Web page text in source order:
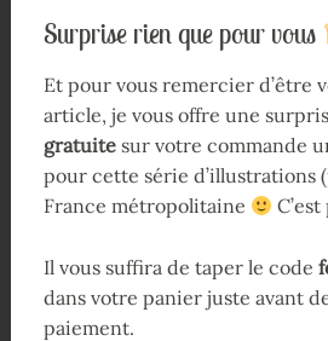
Surprise rien que pour vous
Et pour vous remercier d’être
article, je vous offre une
gratuite sur votre commande
pour cette série d’illustrations
France métropolitaine
Il vous suffira de taper le code
dans votre panier juste avant
paiement.